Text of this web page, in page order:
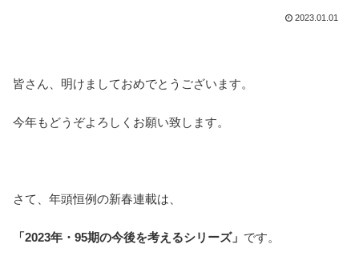
2023.01.01
皆さん、明けましておめでとうございます。
今年もどうぞよろしくお願い致します。
さて、年頭恒例の新春連載は、
「2023年・95期の今後を考えるシリーズ」 です。